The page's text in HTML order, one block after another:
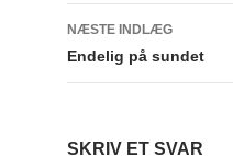
NÆSTE INDLÆG
Endelig på sundet
SKRIV ET SVAR